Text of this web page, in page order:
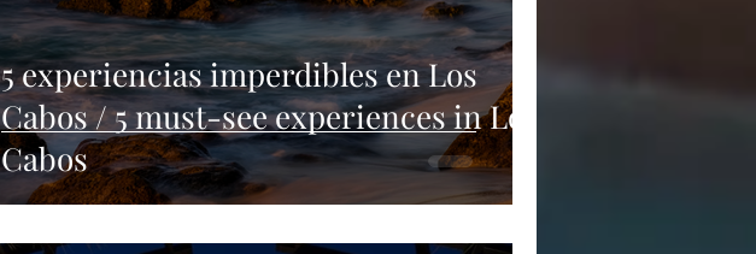
5 experiencias imperdibles en Los
Cabos / 5 must-see experiences in Los
Cabos